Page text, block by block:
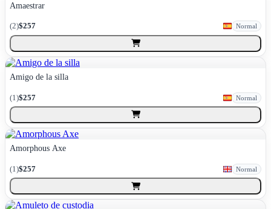
Amaestrar
(2)$257 Normal
Amigo de la silla
(1)$257 Normal
Amorphous Axe
(1)$257 Normal